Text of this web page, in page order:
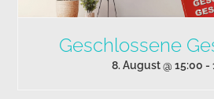
Geschlossene
8. August @ 15:00 -